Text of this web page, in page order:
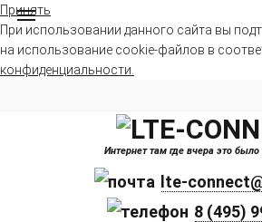
Принять
При использовании данного сайта вы
на использование cookie-файлов в
конфиденциальности.
Интернет там где вчера это
lte-
8 (495)